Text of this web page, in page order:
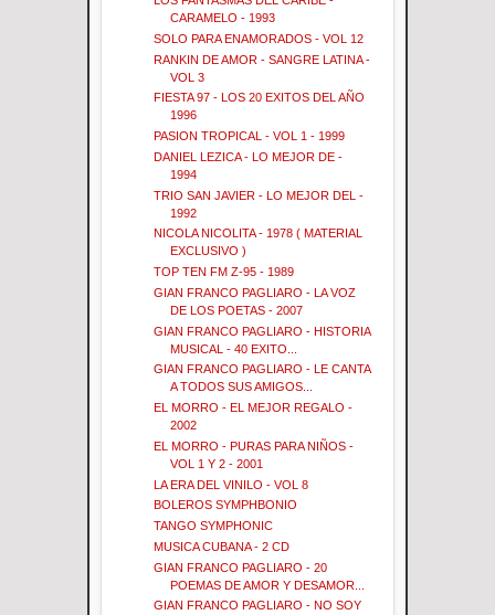
CARAMELO - 1993
SOLO PARA ENAMORADOS - VOL 12
RANKIN DE AMOR - SANGRE LATINA -
VOL 3
FIESTA 97 - LOS 20 EXITOS DEL AÑO
1996
PASION TROPICAL - VOL 1 - 1999
DANIEL LEZICA - LO MEJOR DE -
1994
TRIO SAN JAVIER - LO MEJOR DEL -
1992
NICOLA NICOLITA - 1978 ( MATERIAL
EXCLUSIVO )
TOP TEN FM Z-95 - 1989
GIAN FRANCO PAGLIARO - LA VOZ
DE LOS POETAS - 2007
GIAN FRANCO PAGLIARO - HISTORIA
MUSICAL - 40 EXITO...
GIAN FRANCO PAGLIARO - LE CANTA
A TODOS SUS AMIGOS...
EL MORRO - EL MEJOR REGALO -
2002
EL MORRO - PURAS PARA NIÑOS -
VOL 1 Y 2 - 2001
LA ERA DEL VINILO - VOL 8
BOLEROS SYMPHBONIO
TANGO SYMPHONIC
MUSICA CUBANA - 2 CD
GIAN FRANCO PAGLIARO - 20
POEMAS DE AMOR Y DESAMOR...
GIAN FRANCO PAGLIARO - NO SOY